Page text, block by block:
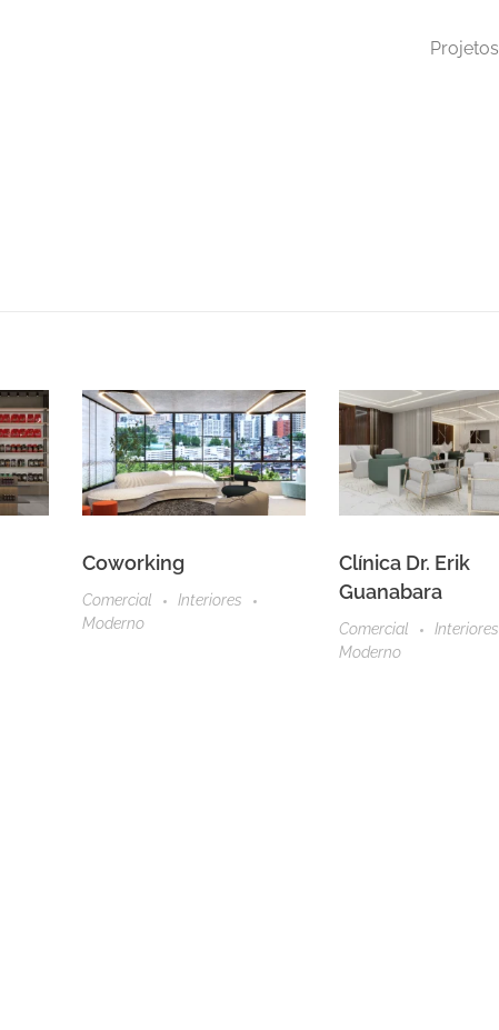
Projetos
Coworking
Comercial
Interiores
Moderno
Clínica Dr. Erik
Guanabara
Comercial
Interiores
Moderno